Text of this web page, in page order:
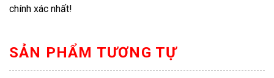
chính xác nhất!
SẢN PHẨM TƯƠNG TỰ